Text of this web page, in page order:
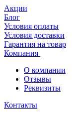
Акции
Блог
Условия оплаты
Условия доставки
Гарантия на товар
Компания
О компании
Отзывы
Реквизиты
Контакты